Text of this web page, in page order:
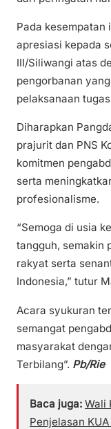
Pada kesempatan
apresiasi kepada
III/Siliwangi atas
pengorbanan
pelaksanaan
Diharapkan
prajurit dan PNS
komitmen
serta
profesionalisme.
“Semoga di usia
tangguh, semakin
rakyat serta
Indonesia,” tutur
Acara syukuran
semangat
masyarakat
Terbilang”. Pb/Rie
Baca juga: Wali
Penjelasan